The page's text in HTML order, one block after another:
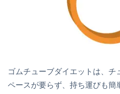
ゴムチューブダイエットは、チ
ペースが要らず、持ち運びも簡